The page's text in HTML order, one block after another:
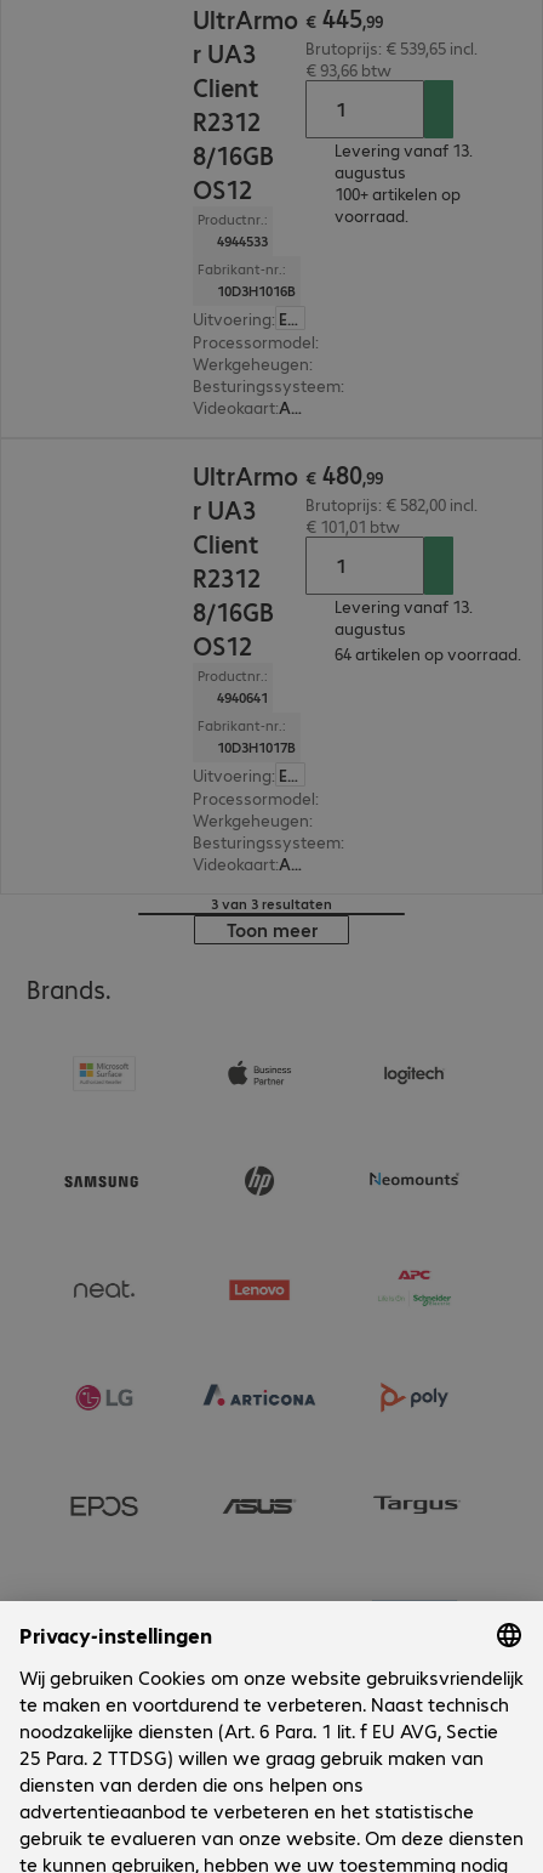
UltrArmo
r UA3
Client
R2312
8/16GB
OS12
Productnr.:
4944533
Fabrikant-nr.:
10D3H1016B
Uitvoering: Europa
Processormodel:
Werkgeheugen:
Besturingssysteem:
Videokaart: AMD Radeon Graphics
€ 445,99
Brutoprijs: € 539,65 incl.
€ 93,66 btw
Levering vanaf 13.
augustus
100+ artikelen op
voorraad.
UltrArmo
r UA3
Client
R2312
8/16GB
OS12
Productnr.:
4940641
Fabrikant-nr.:
10D3H1017B
Uitvoering: Europa
Processormodel:
Werkgeheugen:
Besturingssysteem:
Videokaart: AMD Radeon Graphics
€ 480,99
Brutoprijs: € 582,00 incl.
€ 101,01 btw
Levering vanaf 13.
augustus
64 artikelen op voorraad.
3 van 3 resultaten
Toon meer
Brands.
Onderneming
Cookies